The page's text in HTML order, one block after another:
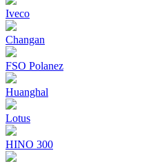
Iveco
Changan
FSO Polanez
Huanghal
Lotus
HINO 300